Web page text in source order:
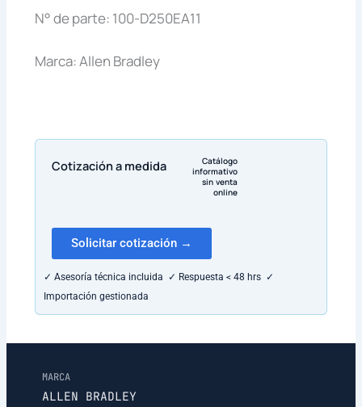
N° de parte: 100-D250EA11
Marca: Allen Bradley
Cotización a medida
Catálogo
informativo
sin venta
online
Solicitar cotización →
✓ Asesoría técnica incluida ✓ Respuesta < 48 hrs ✓
Importación gestionada
MARCA
ALLEN BRADLEY